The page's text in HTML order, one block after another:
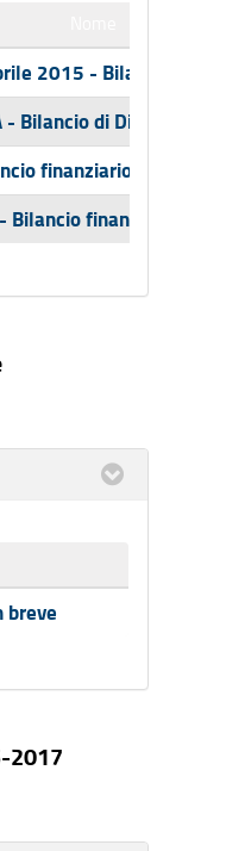
2015 - Bilancio di
- Bilancio di Direzione
finanziario
Bilancio finanziario
breve
2017